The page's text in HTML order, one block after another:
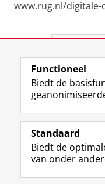
www.rug.nl/
View this page in:
Volg de
Studiekiezers
Functioneel
Biedt de
Standaard
Biedt de
van onder